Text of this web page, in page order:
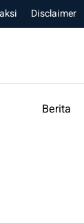
Disclaimer
Berita